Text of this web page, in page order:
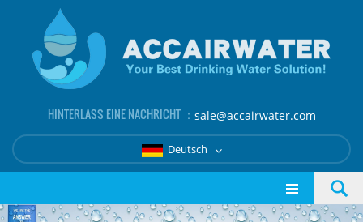
HINTERLASS EINE NACHRICHT ： sale@accairwater.com
Deutsch